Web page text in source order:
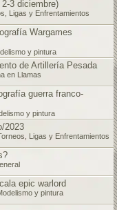
3 diciembre)
Ligas y Enfrentamientos
Wargames
y pintura
de Artillería Pesada
en Llamas
guerra franco-
y pintura
2023
Ligas y Enfrentamientos
epic warlord
y pintura